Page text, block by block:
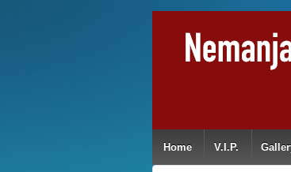
Home V.I.P.